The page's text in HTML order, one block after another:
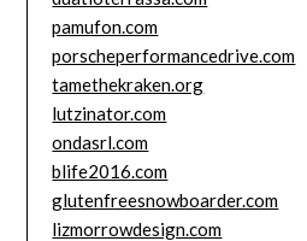
pamufon.com
porscheperformancedrive.com
tamethekraken.org
lutzinator.com
ondasrl.com
blife2016.com
glutenfreesnowboarder.com
lizmorrowdesign.com